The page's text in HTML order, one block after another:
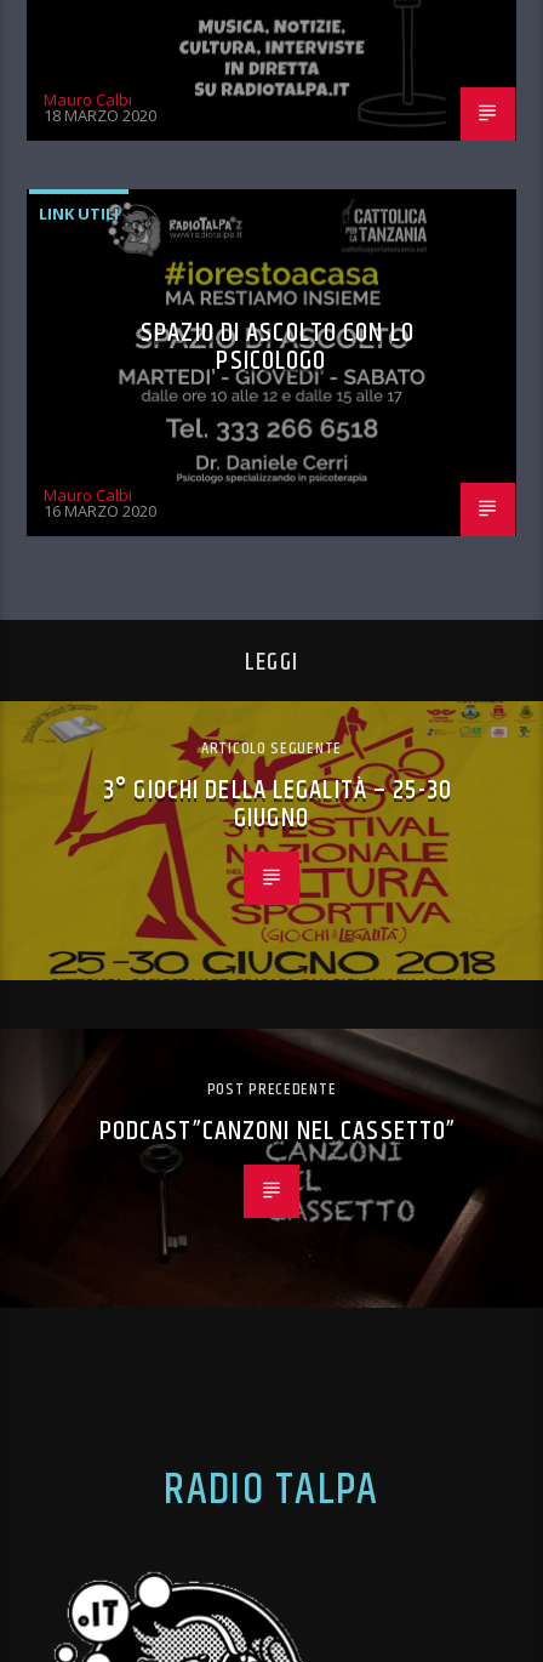
Mauro Calbi
18 MARZO 2020
LINK UTILI
SPAZIO DI ASCOLTO CON LO
PSICOLOGO
Mauro Calbi
16 MARZO 2020
LEGGI
ARTICOLO SEGUENTE
3° GIOCHI DELLA LEGALITÀ – 25-30
GIUGNO
POST PRECEDENTE
PODCAST”CANZONI NEL CASSETTO”
RADIO TALPA